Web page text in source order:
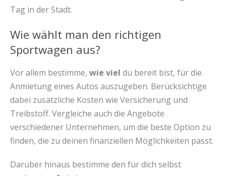
Tag in der Stadt.
Wie wählt man den richtigen
Sportwagen aus?
Vor allem bestimme, wie viel du bereit bist, für die
Anmietung eines Autos auszugeben. Berücksichtige
dabei zusätzliche Kosten wie Versicherung und
Treibstoff. Vergleiche auch die Angebote
verschiedener Unternehmen, um die beste Option zu
finden, die zu deinen finanziellen Möglichkeiten passt.
Darüber hinaus bestimme den für dich selbst